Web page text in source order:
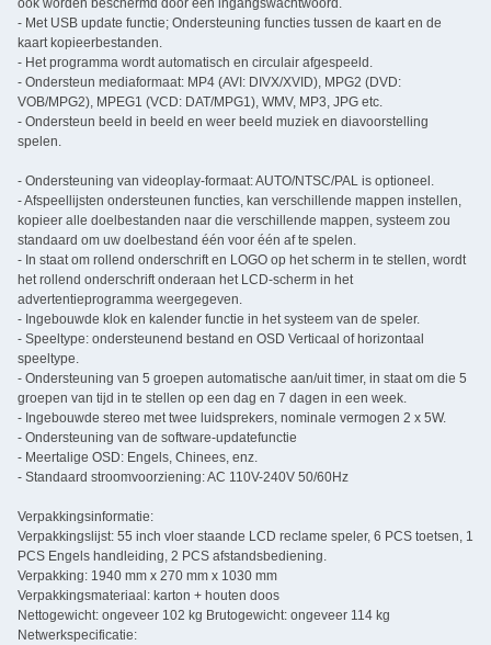
ook worden beschermd door een ingangswachtwoord.
- Met USB update functie; Ondersteuning functies tussen de kaart en de
kaart kopieerbestanden.
- Het programma wordt automatisch en circulair afgespeeld.
- Ondersteun mediaformaat: MP4 (AVI: DIVX/XVID), MPG2 (DVD:
VOB/MPG2), MPEG1 (VCD: DAT/MPG1), WMV, MP3, JPG etc.
- Ondersteun beeld in beeld en weer beeld muziek en diavoorstelling
spelen.
- Ondersteuning van videoplay-formaat: AUTO/NTSC/PAL is optioneel.
- Afspeellijsten ondersteunen functies, kan verschillende mappen instellen,
kopieer alle doelbestanden naar die verschillende mappen, systeem zou
standaard om uw doelbestand één voor één af te spelen.
- In staat om rollend onderschrift en LOGO op het scherm in te stellen, wordt
het rollend onderschrift onderaan het LCD-scherm in het
advertentieprogramma weergegeven.
- Ingebouwde klok en kalender functie in het systeem van de speler.
- Speeltype: ondersteunend bestand en OSD Verticaal of horizontaal
speeltype.
- Ondersteuning van 5 groepen automatische aan/uit timer, in staat om die 5
groepen van tijd in te stellen op een dag en 7 dagen in een week.
- Ingebouwde stereo met twee luidsprekers, nominale vermogen 2 x 5W.
- Ondersteuning van de software-updatefunctie
- Meertalige OSD: Engels, Chinees, enz.
- Standaard stroomvoorziening: AC 110V-240V 50/60Hz
Verpakkingsinformatie:
Verpakkingslijst: 55 inch vloer staande LCD reclame speler, 6 PCS toetsen, 1
PCS Engels handleiding, 2 PCS afstandsbediening.
Verpakking: 1940 mm x 270 mm x 1030 mm
Verpakkingsmateriaal: karton + houten doos
Nettogewicht: ongeveer 102 kg Brutogewicht: ongeveer 114 kg
Netwerkspecificatie: